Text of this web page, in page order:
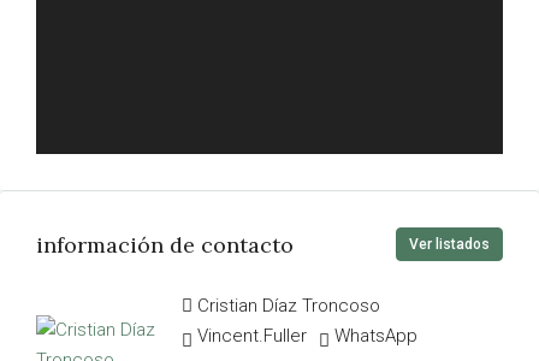
información de contacto Ver listados
Cristian Díaz Troncoso
Vincent.Fuller
WhatsApp